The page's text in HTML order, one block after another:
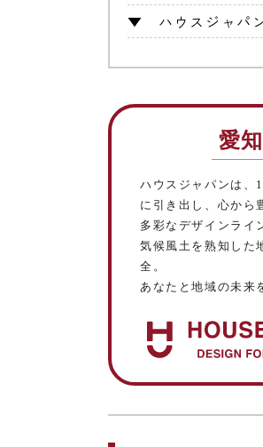
▼ ハウスジャパ
愛
ハウスジャパンは、
に引き出し、心から
多彩なデザインライ
気候風土を熟知した
全。
あなたと地域の未来